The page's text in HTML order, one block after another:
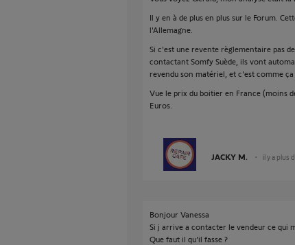
Il y en à de plus en plus sur le Forum.
l'Allemagne.
Si c'est une revente règlementaire pas
contactant Somfy Suède, ils vont
revendu son matériel, et c'est comme
Vue le prix du boitier en France (moins
Euros.
JACKY M. il y a plus
Bonjour Vanessa
Si j arrive a contacter le vendeur ce qui
Que faut il qu'il fasse ?